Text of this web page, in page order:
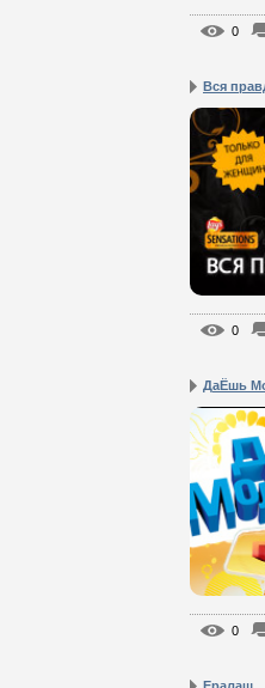
0
Вся
0
ДаЁшь
0
Ералаш